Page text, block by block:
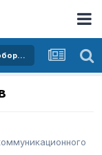
Покупка и продажа телекоммуникационного оборудования